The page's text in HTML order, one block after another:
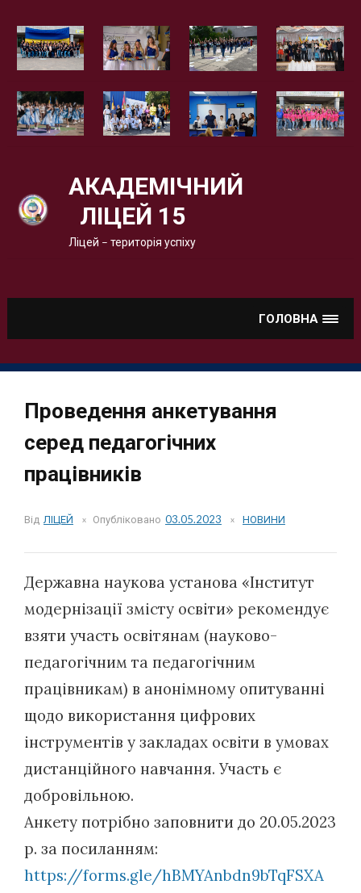
АКАДЕМІЧНИЙ
ЛІЦЕЙ 15
Ліцей – територія успіху
ГОЛОВНА
Проведення анкетування
серед педагогічних
працівників
Від ЛІЦЕЙ Опубліковано 03.05.2023 НОВИНИ
Державна наукова установа «Інститут
модернізації змісту освіти» рекомендує
взяти участь освітянам (науково-
педагогічним та педагогічним
працівникам) в анонімному опитуванні
щодо використання цифрових
інструментів у закладах освіти в умовах
дистанційного навчання. Участь є
добровільною.
Анкету потрібно заповнити до 20.05.2023
р. за посиланням:
https://forms.gle/hBMYAnbdn9bTqFSXA